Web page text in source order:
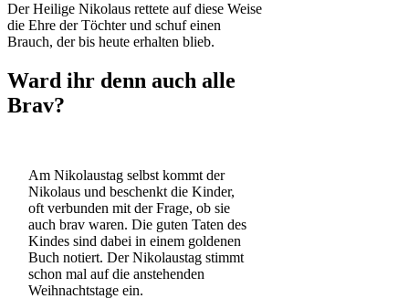
Der Heilige Nikolaus rettete auf diese Weise
die Ehre der Töchter und schuf einen
Brauch, der bis heute erhalten blieb.
Ward ihr denn auch alle
Brav?
Am Nikolaustag selbst kommt der
Nikolaus und beschenkt die Kinder,
oft verbunden mit der Frage, ob sie
auch brav waren. Die guten Taten des
Kindes sind dabei in einem goldenen
Buch notiert. Der Nikolaustag stimmt
schon mal auf die anstehenden
Weihnachtstage ein.